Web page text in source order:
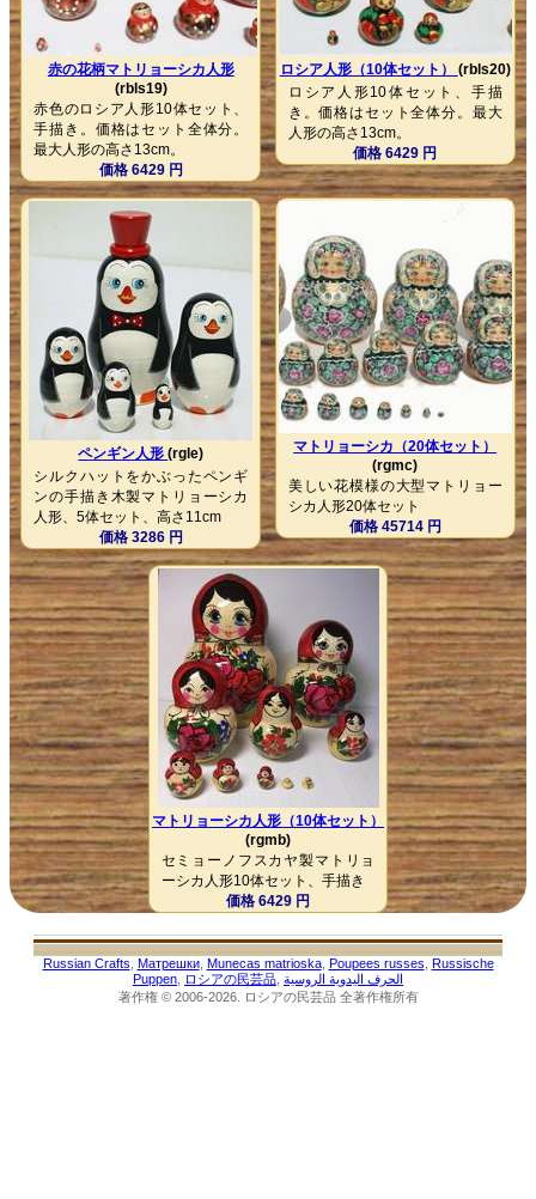
赤の花柄マトリョーシカ人形
(rbls19)
赤色のロシア人形10体セット、
手描き。価格はセット全体分。
最大人形の高さ13cm。
価格 6429 円
ロシア人形（10体セット） (rbls20)
ロシア人形10体セット、手描
き。価格はセット全体分。最大
人形の高さ13cm。
価格 6429 円
ペンギン人形(rgle)
シルクハットをかぶったペンギ
ンの手描き木製マトリョーシカ
人形、5体セット、高さ11cm
価格 3286 円
マトリョーシカ（20体セット）
(rgmc)
美しい花模様の大型マトリョー
シカ人形20体セット
価格 45714 円
マトリョーシカ人形（10体セット）
(rgmb)
セミョーノフスカヤ製マトリョ
ーシカ人形10体セット、手描き
価格 6429 円
Russian Crafts Матрешки, Munecas matrioska, Poupees russes Russische
Puppen
ロシアの民芸品 الحرف اليدوية الروسية
著作権 © 2006-2026. ロシアの民芸品 全著作権所有